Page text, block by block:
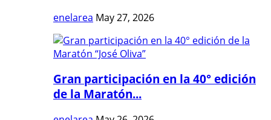
enelarea May 27, 2026
Gran participación en la 40° edición
de la Maratón...